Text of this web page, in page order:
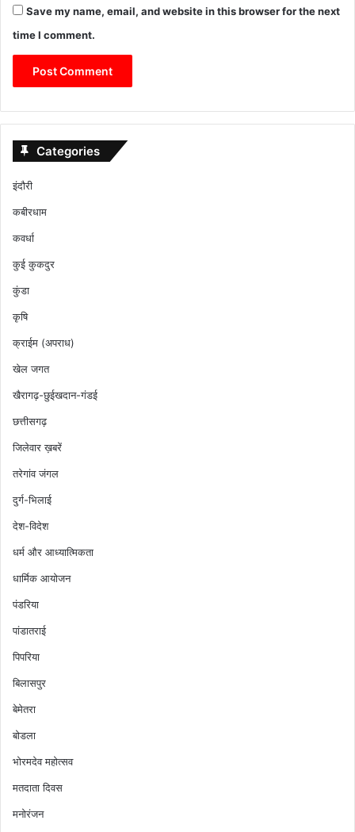
Save my name, email, and website in this browser for the next
time I comment.
Categories
इंदौरी
कबीरधाम
कवर्धा
कुई कुकदुर
कुंडा
कृषि
क्राईम (अपराध)
खेल जगत
खैरागढ़-छुईखदान-गंडई
छत्तीसगढ़
जिलेवार ख़बरें
तरेगांव जंगल
दुर्ग-भिलाई
देश-विदेश
धर्म और आध्यात्मिकता
धार्मिक आयोजन
पंडरिया
पांडातराई
पिपरिया
बिलासपुर
बेमेतरा
बोडला
भोरमदेव महोत्सव
मतदाता दिवस
मनोरंजन